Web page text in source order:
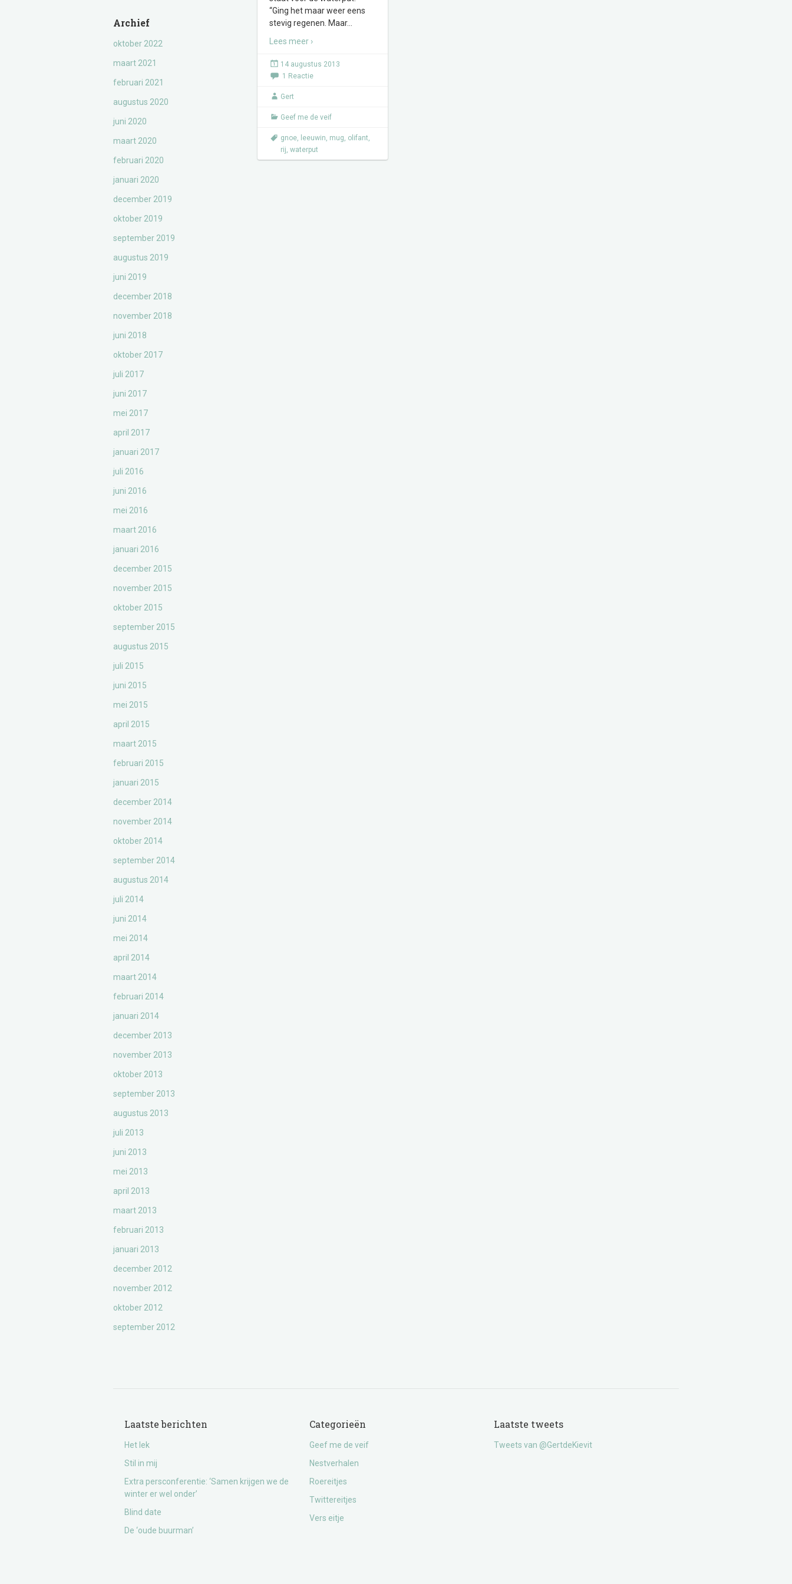
Archief
oktober 2022
maart 2021
februari 2021
augustus 2020
juni 2020
maart 2020
februari 2020
januari 2020
december 2019
oktober 2019
september 2019
augustus 2019
juni 2019
december 2018
november 2018
juni 2018
oktober 2017
juli 2017
juni 2017
mei 2017
april 2017
januari 2017
juli 2016
juni 2016
mei 2016
maart 2016
januari 2016
december 2015
november 2015
oktober 2015
september 2015
augustus 2015
juli 2015
juni 2015
mei 2015
april 2015
maart 2015
februari 2015
januari 2015
december 2014
november 2014
oktober 2014
september 2014
augustus 2014
juli 2014
juni 2014
mei 2014
april 2014
maart 2014
februari 2014
januari 2014
december 2013
november 2013
oktober 2013
september 2013
augustus 2013
juli 2013
juni 2013
mei 2013
april 2013
maart 2013
februari 2013
januari 2013
december 2012
november 2012
oktober 2012
september 2012
“Ging het maar weer eens
stevig regenen. Maar…
Lees meer ›
14 augustus 2013
1 Reactie
Gert
Geef me de veif
gnoe, leeuwin, mug, olifant,
rij, waterput
Laatste berichten
Het lek
Stil in mij
Extra persconferentie: ‘Samen krijgen we de
winter er wel onder’
Blind date
De ‘oude buurman’
Categorieën
Geef me de veif
Nestverhalen
Roereitjes
Twittereitjes
Vers eitje
Laatste tweets
Tweets van @GertdeKievit